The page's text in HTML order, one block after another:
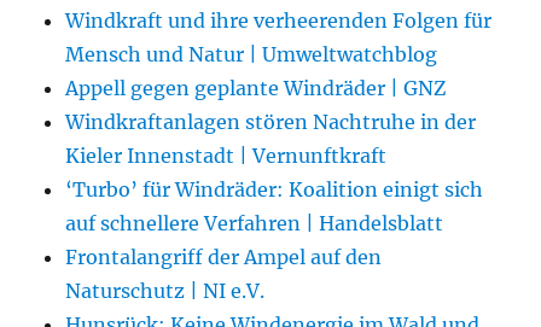
Windkraft und ihre verheerenden Folgen für
Mensch und Natur | Umweltwatchblog
Appell gegen geplante Windräder | GNZ
Windkraftanlagen stören Nachtruhe in der
Kieler Innenstadt | Vernunftkraft
‘Turbo’ für Windräder: Koalition einigt sich
auf schnellere Verfahren | Handelsblatt
Frontalangriff der Ampel auf den
Naturschutz | NI e.V.